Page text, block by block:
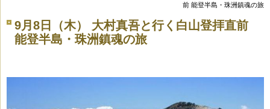
前 能登半島・珠洲鎮魂の旅
9月8日（木） 大村真吾と行く白山登拝直前
能登半島・珠洲鎮魂の旅